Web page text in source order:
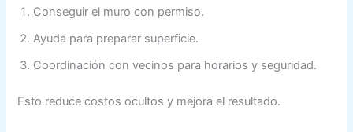
Conseguir el muro con permiso.
Ayuda para preparar superficie.
Coordinación con vecinos para horarios y seguridad.
Esto reduce costos ocultos y mejora el resultado.